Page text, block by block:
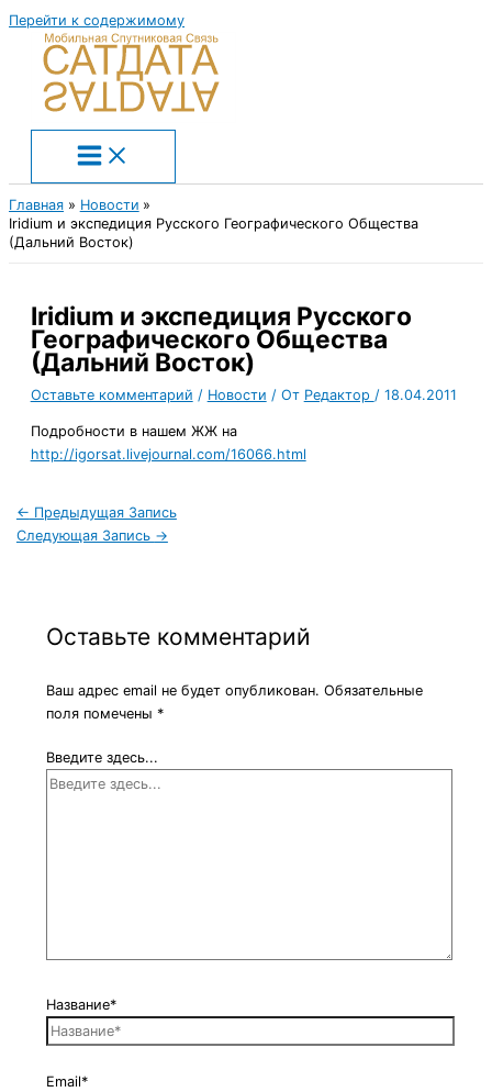
Перейти к содержимому
Главная
Новости
Iridium и экспедиция Русского Географического Общества
(Дальний Восток)
Iridium и экспедиция Русского
Географического Общества
(Дальний Восток)
Оставьте комментарий / Новости / От Редактор / 18.04.2011
Подробности в нашем ЖЖ на
http://igorsat.livejournal.com/16066.html
← Предыдущая Запись
Следующая Запись →
Оставьте комментарий
Ваш адрес email не будет опубликован. Обязательные
поля помечены*
Введите здесь...
Название*
Email*